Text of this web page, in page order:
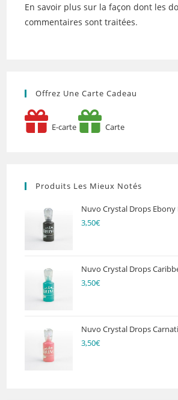
En savoir plus sur la façon dont les
commentaires sont traitées.
Offrez Une Carte Cadeau
E-carte Carte
Produits Les Mieux Notés
Nuvo Crystal Drops Ebony
3,50€
Nuvo Crystal Drops
3,50€
Nuvo Crystal Drops
3,50€